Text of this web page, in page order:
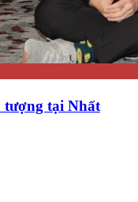
tượng tại Nhất